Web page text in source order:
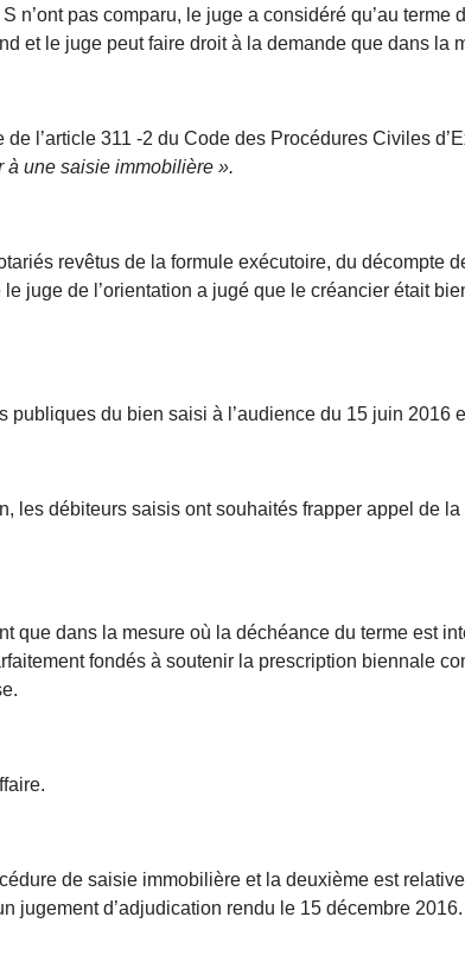
n’ont pas comparu, le juge a considéré qu’au
et le juge peut faire droit à la demande que dans la
de l’article 311 -2 du Code des Procédures Civiles
une saisie immobilière ».
revêtus de la formule exécutoire, du
juge de l’orientation a jugé que le créancier était
publiques du bien saisi à l’audience du 15 juin
les débiteurs saisis ont souhaités frapper appel de
que dans la mesure où la déchéance du terme est
fondés à soutenir la prescription biennale
de saisie immobilière et la deuxième est
jugement d’adjudication rendu le 15 décembre 2016.